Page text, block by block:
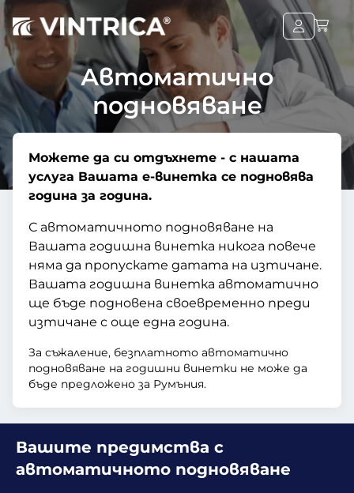
Автоматично
подновяване
Можете да си отдъхнете - с нашата
услуга Вашата е-винетка се подновява
година за година.
С автоматичното подновяване на
Вашата годишна винетка никога повече
няма да пропускате датата на изтичане.
Вашата годишна винетка автоматично
ще бъде подновена своевременно преди
изтичане с още една година.
За съжаление, безплатното автоматично
подновяване на годишни винетки не може да
бъде предложено за Румъния.
Вашите предимства с
автоматичното подновяване